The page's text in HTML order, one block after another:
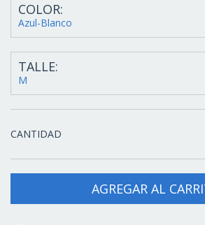
COLOR:
Azul-Blanco
TALLE:
M
CANTIDAD